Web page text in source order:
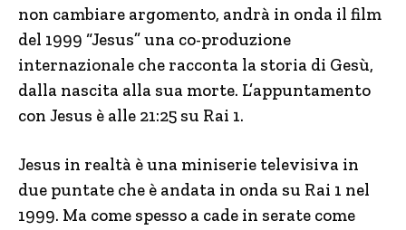
non cambiare argomento, andrà in onda il film
del 1999 “Jesus” una co-produzione
internazionale che racconta la storia di Gesù,
dalla nascita alla sua morte. L’appuntamento
con Jesus è alle 21:25 su Rai 1.
Jesus in realtà è una miniserie televisiva in
due puntate che è andata in onda su Rai 1 nel
1999. Ma come spesso a cade in serate come